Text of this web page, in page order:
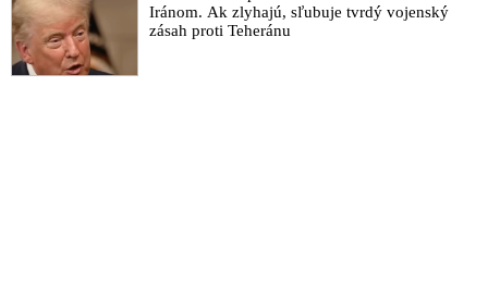
Iránom. Ak zlyhajú, sľubuje tvrdý vojenský
zásah proti Teheránu